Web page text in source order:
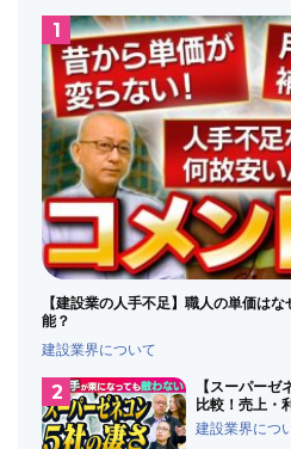
【建設業の人手不足】職人の単価は
能？
建設業界について
【スーパー
比較！売上・
建設業界につ